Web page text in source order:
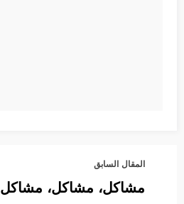
المقال السابق
مشاكل، مشاكل، مشاكل iOS 8